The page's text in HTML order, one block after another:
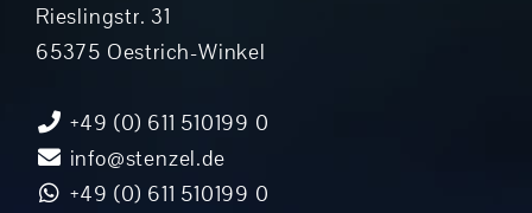
Rieslingstr. 31
65375 Oestrich-Winkel
+49 (0) 611 510199 0
info@stenzel.de
+49 (0) 611 510199 0